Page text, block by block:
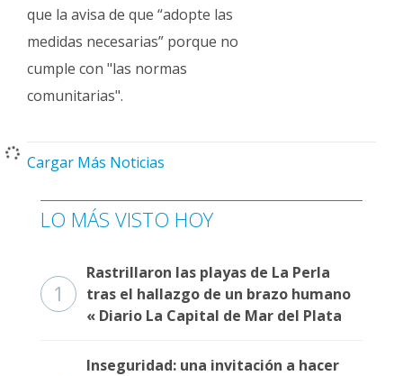
que la avisa de que “adopte las
medidas necesarias” porque no
cumple con "las normas
comunitarias".
Cargar Más Noticias
LO MÁS VISTO HOY
1
Rastrillaron las playas de La Perla
tras el hallazgo de un brazo humano
« Diario La Capital de Mar del Plata
Inseguridad: una invitación a hacer